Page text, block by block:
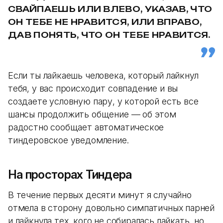
СВАЙПАЕШЬ ИЛИ ВЛЕВО, УКАЗАВ, ЧТО
ОН ТЕБЕ НЕ НРАВИТСЯ, ИЛИ ВПРАВО,
ДАВ ПОНЯТЬ, ЧТО ОН ТЕБЕ НРАВИТСЯ.
Если ты лайкаешь человека, который лайкнул
тебя, у вас происходит совпадение и вы
создаете условную пару, у которой есть все
шансы продолжить общение — об этом
радостно сообщает автоматическое
тиндеровское уведомление.
На просторах Тиндера
В течение первых десяти минут я случайно
отмела в сторону довольно симпатичных парней
и лайкнула тех, кого не собиралась лайкать, но